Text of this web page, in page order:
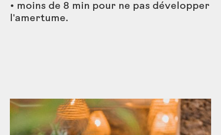
• moins de 8 min pour ne pas développer
l'amertume.